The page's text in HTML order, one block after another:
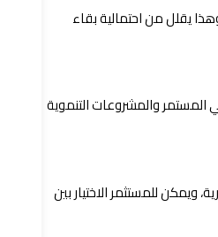
يقلل من احتمالية بقاء
المستمر والمشروعات التنموية
ويمكن للمستثمر الاختيار بين